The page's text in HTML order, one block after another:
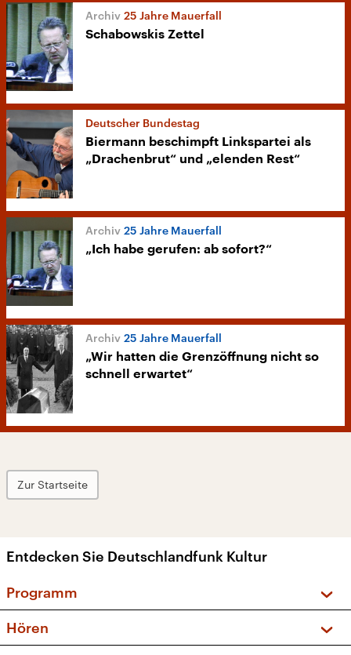
25 Jahre Mauerfall
Schabowskis Zettel
Deutscher Bundestag
Biermann beschimpft Linkspartei als
„Drachenbrut“ und „elenden Rest“
25 Jahre Mauerfall
„Ich habe gerufen: ab sofort?“
25 Jahre Mauerfall
„Wir hatten die Grenzöffnung nicht so
schnell erwartet“
Zur Startseite
Entdecken Sie Deutschlandfunk Kultur
Programm
Sendungen und Podcasts
Hören